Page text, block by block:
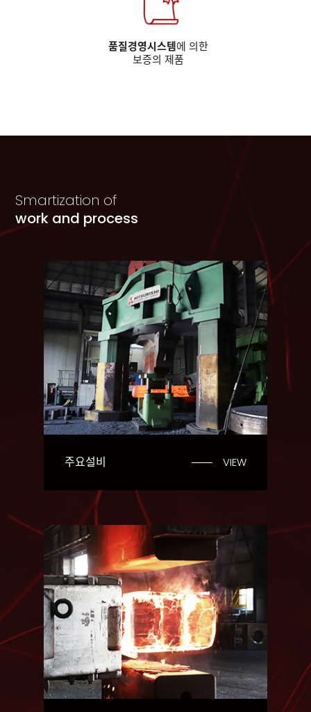
품질경영시스템에 의한
보증의 제품
Smartization of
work and process
주요설비 VIEW